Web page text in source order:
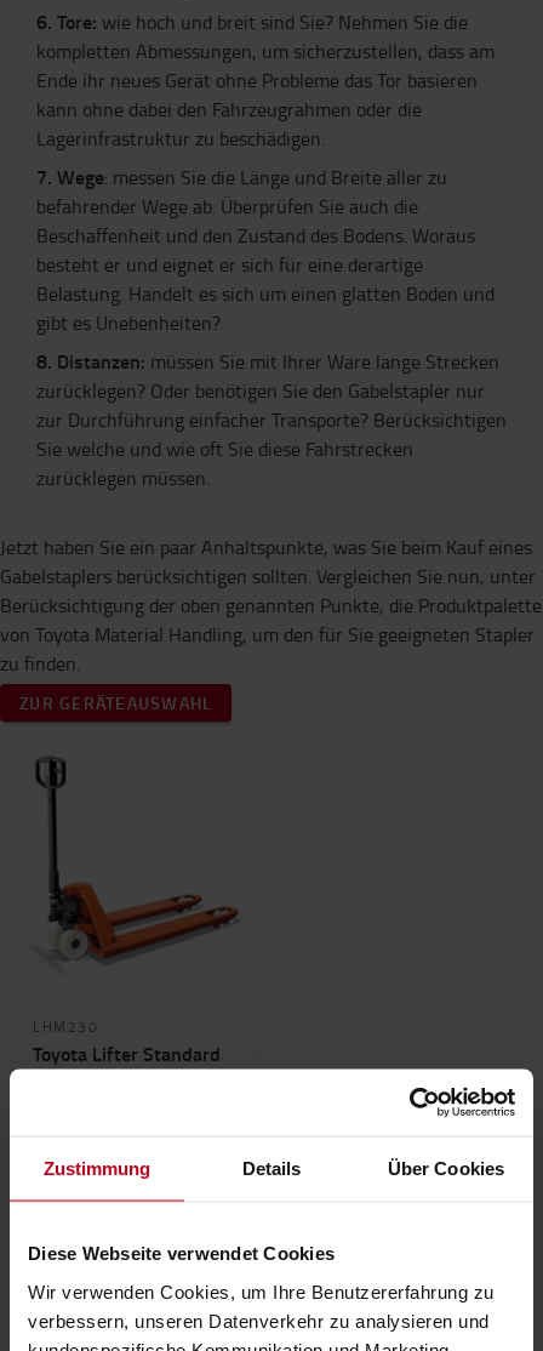
Zustimmung Details Über Cookies
Diese Webseite verwendet Cookies
Wir verwenden Cookies, um Ihre Benutzererfahrung zu
verbessern, unseren Datenverkehr zu analysieren und
6. Tore: wie hoch und breit sind Sie? Nehmen Sie die
kompletten Abmessungen, um sicherzustellen, dass am
Ende ihr neues Gerät ohne Probleme das Tor basieren
kann ohne dabei den Fahrzeugrahmen oder die
Lagerinfrastruktur zu beschädigen.
7. Wege: messen Sie die Länge und Breite aller zu
befahrender Wege ab. Überprüfen Sie auch die
Beschaffenheit und den Zustand des Bodens. Woraus
besteht er und eignet er sich für eine derartige
Belastung. Handelt es sich um einen glatten Boden und
gibt es Unebenheiten?
8. Distanzen: müssen Sie mit Ihrer Ware lange Strecken
zurücklegen? Oder benötigen Sie den Gabelstapler nur
zur Durchführung einfacher Transporte? Berücksichtigen
Sie welche und wie oft Sie diese Fahrstrecken
zurücklegen müssen.
Jetzt haben Sie ein paar Anhaltspunkte, was Sie beim Kauf eines
Gabelstaplers berücksichtigen sollten. Vergleichen Sie nun, unter
Berücksichtigung der oben genannten Punkte, die Produktpalette
von Toyota Material Handling, um den für Sie geeigneten Stapler
zu finden.
ZUR GERÄTEAUSWAHL
LHM230
Toyota Lifter Standard
2300 kg
563 €
ONLINE